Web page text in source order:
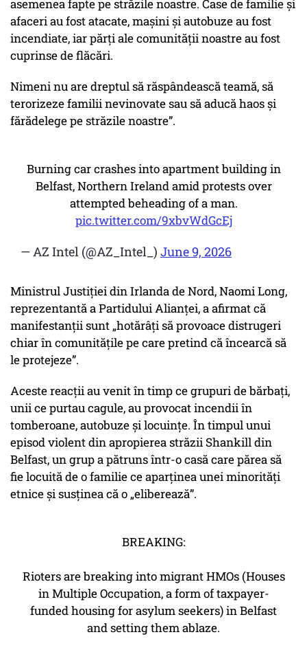
asemenea fapte pe străzile noastre. Case de familie și
afaceri au fost atacate, mașini și autobuze au fost
incendiate, iar părți ale comunității noastre au fost
cuprinse de flăcări.
Nimeni nu are dreptul să răspândească teamă, să
terorizeze familii nevinovate sau să aducă haos și
fărădelege pe străzile noastre”.
Burning car crashes into apartment building in
Belfast, Northern Ireland amid protests over
attempted beheading of a man.
pic.twitter.com/9xbvWdGcEj
— AZ Intel (@AZ_Intel_) June 9, 2026
Ministrul Justiției din Irlanda de Nord, Naomi Long,
reprezentantă a Partidului Alianței, a afirmat că
manifestanții sunt „hotărâți să provoace distrugeri
chiar în comunitățile pe care pretind că încearcă să
le protejeze”.
Aceste reacții au venit în timp ce grupuri de bărbați,
unii ce purtau cagule, au provocat incendii în
tomberoane, autobuze și locuințe. În timpul unui
episod violent din apropierea străzii Shankill din
Belfast, un grup a pătruns într-o casă care părea să
fie locuită de o familie ce aparținea unei minorități
etnice și susținea că o „eliberează”.
BREAKING:
Rioters are breaking into migrant HMOs (Houses
in Multiple Occupation, a form of taxpayer-
funded housing for asylum seekers) in Belfast
and setting them ablaze.